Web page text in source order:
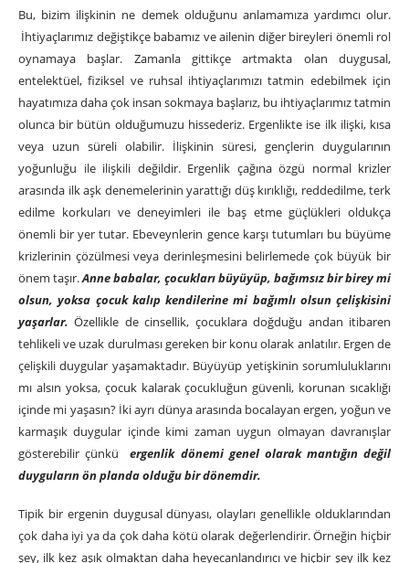
Bu, bizim ilişkinin ne demek olduğunu anlamamıza yardımcı olur.
İhtiyaçlarımız değiştikçe babamız ve ailenin diğer bireyleri önemli rol
oynamaya başlar. Zamanla gittikçe artmakta olan duygusal,
entelektüel, fiziksel ve ruhsal ihtiyaçlarımızı tatmin edebilmek için
hayatımıza daha çok insan sokmaya başlarız, bu ihtiyaçlarımız tatmin
olunca bir bütün olduğumuzu hissederiz. Ergenlikte ise ilk ilişki, kısa
veya uzun süreli olabilir. İlişkinin süresi, gençlerin duygularının
yoğunluğu ile ilişkili değildir. Ergenlik çağına özgü normal krizler
arasında ilk aşk denemelerinin yarattığı düş kırıklığı, reddedilme, terk
edilme korkuları ve deneyimleri ile baş etme güçlükleri oldukça
önemli bir yer tutar. Ebeveynlerin gence karşı tutumları bu büyüme
krizlerinin çözülmesi veya derinleşmesini belirlemede çok büyük bir
önem taşır.Anne babalar, çocukları büyüyüp, bağımsız bir birey mi
olsun, yoksa çocuk kalıp kendilerine mi bağımlı olsun çelişkisini
yaşarlar.Özellikle de cinsellik, çocuklara doğduğu andan itibaren
tehlikeli ve uzak durulması gereken bir konu olarak anlatılır. Ergen de
çelişkili duygular yaşamaktadır. Büyüyüp yetişkinin sorumluluklarını
mı alsın yoksa, çocuk kalarak çocukluğun güvenli, korunan sıcaklığı
içinde mi yaşasın? İki ayrı dünya arasında bocalayan ergen, yoğun ve
karmaşık duygular içinde kimi zaman uygun olmayan davranışlar
gösterebilir çünküergenlik dönemi genel olarak mantığın değil
duyguların ön planda olduğu bir dönemdir.
Tipik bir ergenin duygusal dünyası, olayları genellikle olduklarından
çok daha iyi ya da çok daha kötü olarak değerlendirir. Örneğin hiçbir
şey, ilk kez aşık olmaktan daha heyecanlandırıcı ve hiçbir şey ilk kez